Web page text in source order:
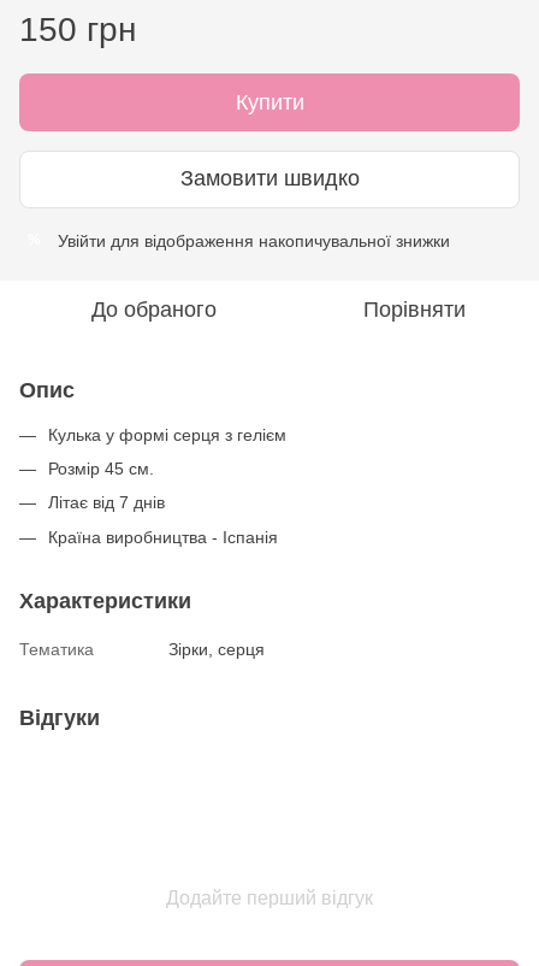
150 грн
Купити
Замовити швидко
Увійти для відображення накопичувальної знижки
До обраного Порівняти
Опис
Кулька у формі серця з гелієм
Розмір 45 см.
Літає від 7 днів
Країна виробництва - Іспанія
Характеристики
Тематика Зірки, серця
Відгуки
Додайте перший відгук